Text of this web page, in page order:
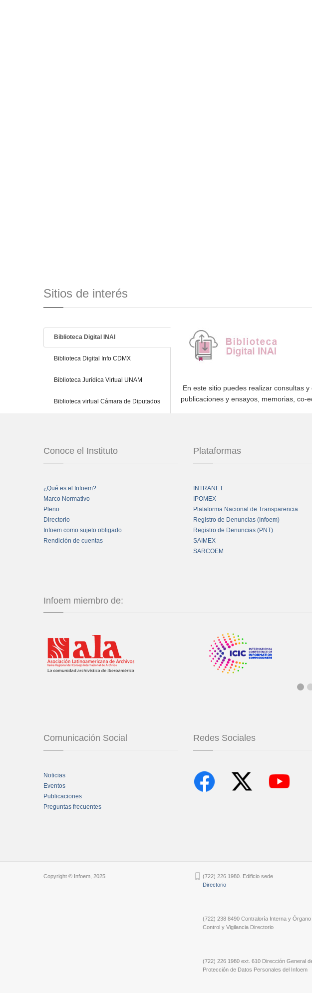
Sitios de interés
Biblioteca Digital INAI
Biblioteca Digital Info CDMX
Biblioteca Jurídica Virtual UNAM
Biblioteca virtual Cámara de Diputados
En este sitio puedes realizar consultas
publicaciones y ensayos, memorias, co-
Conoce el Instituto
¿Qué es el Infoem?
Marco Normativo
Pleno
Directorio
Infoem como sujeto obligado
Rendición de cuentas
Plataformas
INTRANET
IPOMEX
Plataforma Nacional de Transparencia
Registro de Denuncias (Infoem)
Registro de Denuncias (PNT)
SAIMEX
SARCOEM
Infoem miembro de:
Comunicación Social
Noticias
Eventos
Publicaciones
Preguntas frecuentes
Redes Sociales
Copyright © Infoem, 2025
(722) 226 1980. Edificio sede
Directorio
(722) 238 8490 Contraloría Interna y Órgano
Control y Vigilancia Directorio
(722) 226 1980 ext. 610 Dirección General
Protección de Datos Personales del Infoem